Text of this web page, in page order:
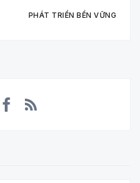
PHÁT TRIỂN BỀN VỮNG